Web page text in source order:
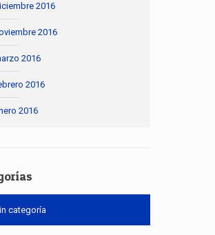
2016
2016
2016
2016
2016
categoría